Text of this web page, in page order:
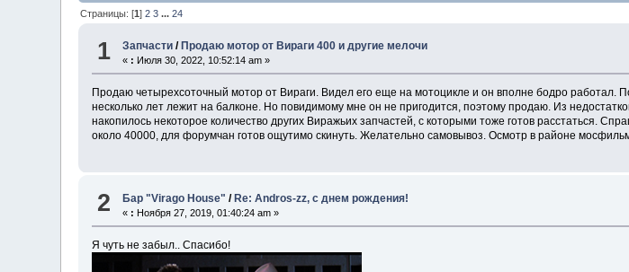
Страницы: [1]2 3 ...24
1 Запчасти / Продаю мотор от Вираги 400 и другие мелочи
« : Июля 30, 2022, 10:52:14 am »
Продаю четырехсоточный мотор от Вираги. Видел его еще на мотоцикле и он вполне бодро работал.
несколько лет лежит на балконе. Но повидимому мне он не пригодится, поэтому продаю. Из
накопилось некоторое количество других Виражьих запчастей, с которыми тоже готов расстаться.
около 40000, для форумчан готов ощутимо скинуть. Желательно самовывоз. Осмотр в районе
2 Бар "Virago House" /Re: Andros-zz, с днем рождения!
« : Ноября 27, 2019, 01:40:24 am »
Я чуть не забыл.. Спасибо!